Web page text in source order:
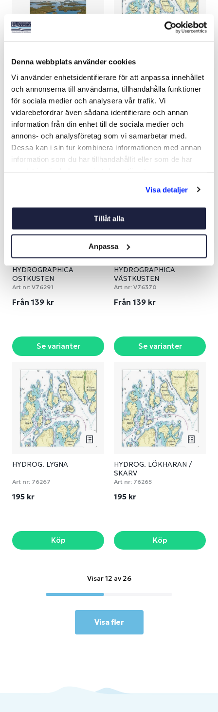
Denna webbplats använder cookies
Vi använder enhetsidentifierare för att anpassa innehållet
och annonserna till användarna, tillhandahålla funktioner
för sociala medier och analysera vår trafik. Vi
vidarebefordrar även sådana identifierare och annan
information från din enhet till de sociala medier och
annons- och analysföretag som vi samarbetar med.
Dessa kan i sin tur kombinera informationen med annan
information som du har tillhandahållit eller som de har
Visa detaljer
Tillåt alla
Anpassa
HYDROGRAPHICA
Art nr: V70913
Från 551 kr
Se varianter
HYDROGRAPHICA
STOCKHOLM
Art nr: V76354
Från 139 kr
Se varianter
HYDROGRAPHICA
OSTKUSTEN
Art nr: V76291
Från 139 kr
Se varianter
HYDROGRAPHICA
VÄSTKUSTEN
Art nr: V76370
Från 139 kr
Se varianter
HYDROG. LYGNA
Art nr: 76267
195 kr
Köp
HYDROG. LÖKHARAN /
SKARV
Art nr: 76265
195 kr
Köp
Visar 12 av 26
Visa fler